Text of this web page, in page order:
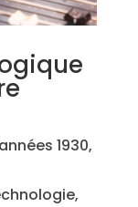
1930,